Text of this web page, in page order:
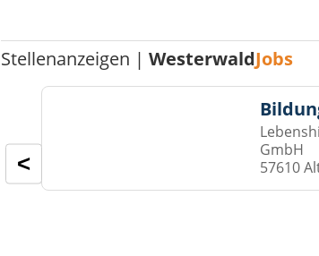
Stellenanzeigen |WesterwaldJobs
GmbH
57610
<